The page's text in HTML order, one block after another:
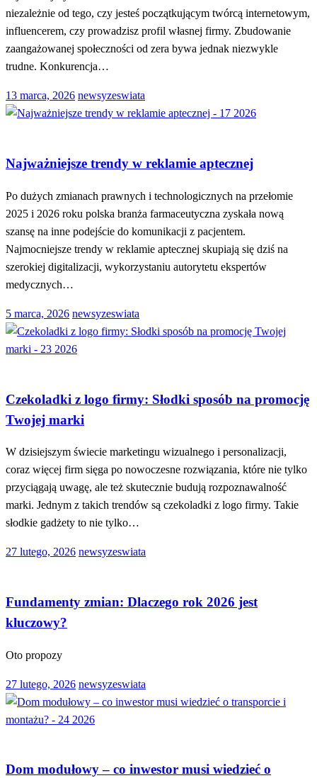
niezależnie od tego, czy jesteś początkującym twórcą internetowym,
influencerem, czy prowadzisz profil własnej firmy. Zbudowanie
zaangażowanej społeczności od zera bywa jednak niezwykle
trudne. Konkurencja…
Opublikowane
w
13 marca, 2026 newsyzeswiata
Najważniejsze trendy w reklamie aptecznej
Po dużych zmianach prawnych i technologicznych na przełomie
2025 i 2026 roku polska branża farmaceutyczna zyskała nową
szansę na inne podejście do komunikacji z pacjentem.
Najmocniejsze trendy w reklamie aptecznej skupiają się dziś na
szerokiej digitalizacji, wykorzystaniu autorytetu ekspertów
medycznych…
Opublikowane
w
5 marca, 2026 newsyzeswiata
Czekoladki z logo firmy: Słodki sposób na promocję
Twojej marki
W dzisiejszym świecie marketingu wizualnego i personalizacji,
coraz więcej firm sięga po nowoczesne rozwiązania, które nie tylko
przyciągają uwagę, ale też skutecznie budują rozpoznawalność
marki. Jednym z takich trendów są czekoladki z logo firmy. Takie
słodkie gadżety to nie tylko…
Opublikowane
27 lutego, 2026 newsyzeswiata
Fundamenty zmian: Dlaczego rok 2026 jest
kluczowy?
Oto propozy
Opublikowane
w
27 lutego, 2026 newsyzeswiata
Dom modułowy – co inwestor musi wiedzieć o